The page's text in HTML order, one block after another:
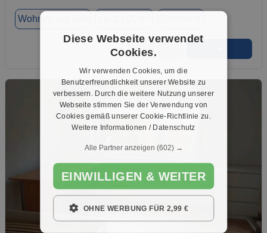
Wohnen auf Zeit
★
Diese Webseite verwendet
Cookies.
Wir verwenden Cookies, um die
Benutzerfreundlichkeit unserer Website zu
verbessern. Durch die weitere Nutzung unserer
Webseite stimmen Sie der Verwendung von
Cookies gemäß unserer Cookie-Richtlinie zu.
Weitere Informationen / Datenschutz
Alle Partner anzeigen (602) →
EINWILLIGEN & WEITER
OHNE WERBUNG FÜR 2,99 €